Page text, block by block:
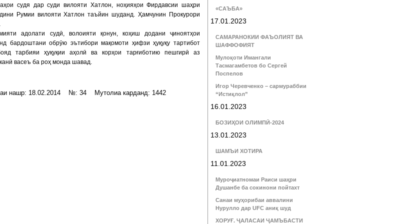
судя дар суди вилояти Хатлон, ноҳияҳои Фирдавсии шаҳри
Румии вилояти Хатлон таъйин шуданд. Ҳамчунин Прокурори
адолати судӣ, волоияти қонун, коҳиш додани ҷиноятҳои
бардоштани обрӯю эътибори мақомоти ҳифзи ҳуқуқу тартибот
тарбияи ҳуқуқии аҳолӣ ва корҳои тарғиботию пешгирӣ аз
васеъ ба роҳ монда шавад.
нашр: 18.02.2014 №: 34 Мутолиа карданд: 1442
«САЪБА»
17.01.2023
САМАРАНОКИИ ФАЪОЛИЯТ ВА
ШАФФОФИЯТ
Мулоқоти Имангали
Тасмагамбетов бо Сергей
Поспелов
Игор Черевченко – сармураббии
“Истиқлол”
16.01.2023
БОЗИҲОИ ОЛИМПӢ-2024
13.01.2023
ШАМЪИ ХОТИРА
11.01.2023
Муроҷиатномаи Раиси шаҳри
Душанбе ба сокинони пойтахт
Санаи муҳорибаи аввалини
Нурулло дар UFC аниқ шуд
ХОРУҒ. ҶАЛАСАИ ҶАМЪБАСТИ